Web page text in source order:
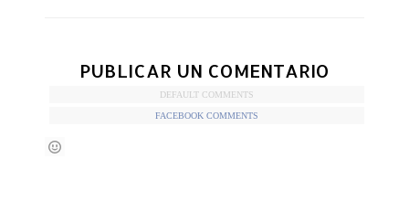
PUBLICAR UN COMENTARIO
DEFAULT COMMENTS
FACEBOOK COMMENTS